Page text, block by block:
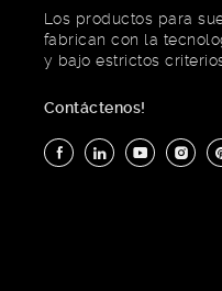
Los productos para
fabrican con la
y bajo estrictos
Contáctenos!